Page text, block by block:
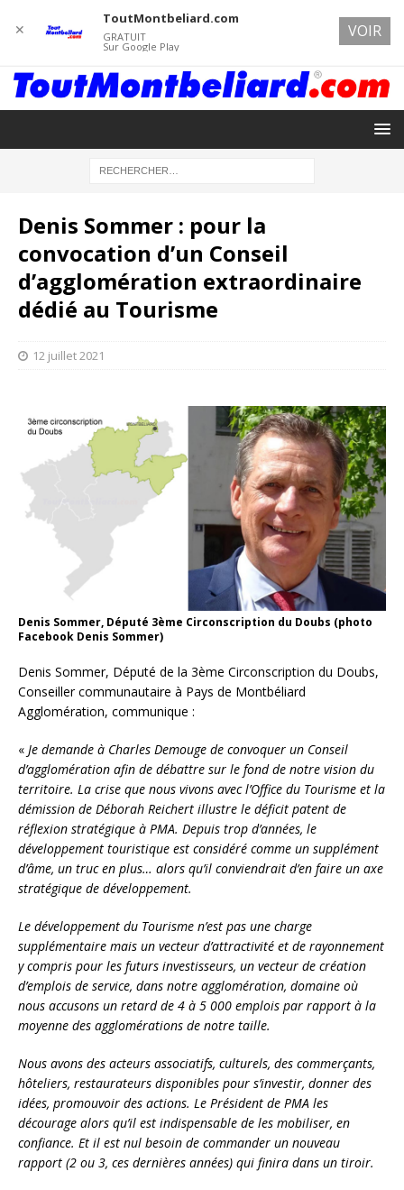
Denis Sommer : pour la
convocation d’un Conseil
d’agglomération extraordinaire
dédié au Tourisme
12 juillet 2021
Denis Sommer, Député 3ème Circonscription du Doubs (photo
Facebook Denis Sommer)
Denis Sommer, Député de la 3ème Circonscription du Doubs,
Conseiller communautaire à Pays de Montbéliard
Agglomération, communique :
« Je demande à Charles Demouge de convoquer un Conseil
d’agglomération afin de débattre sur le fond de notre vision du
territoire. La crise que nous vivons avec l’Office du Tourisme et la
démission de Déborah Reichert illustre le déficit patent de
réflexion stratégique à PMA. Depuis trop d’années, le
développement touristique est considéré comme un supplément
d’âme, un truc en plus… alors qu’il conviendrait d’en faire un axe
stratégique de développement.
Le développement du Tourisme n’est pas une charge
supplémentaire mais un vecteur d’attractivité et de rayonnement
y compris pour les futurs investisseurs, un vecteur de création
d’emplois de service, dans notre agglomération, domaine où
nous accusons un retard de 4 à 5 000 emplois par rapport à la
moyenne des agglomérations de notre taille.
Nous avons des acteurs associatifs, culturels, des commerçants,
hôteliers, restaurateurs disponibles pour s’investir, donner des
idées, promouvoir des actions. Le Président de PMA les
décourage alors qu’il est indispensable de les mobiliser, en
confiance. Et il est nul besoin de commander un nouveau
rapport (2 ou 3, ces dernières années) qui finira dans un tiroir.
✕
ToutMontbeliard.com
GRATUIT
Sur Google Play
VOIR